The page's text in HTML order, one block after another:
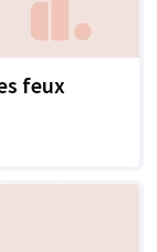
feux